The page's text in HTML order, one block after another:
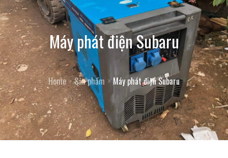
Máy phát điện Subaru
Home Sản phẩm Máy phát điện Subaru